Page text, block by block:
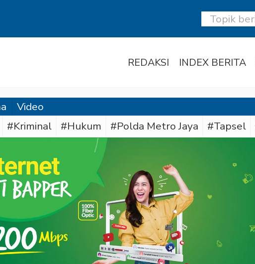
REDAKSI INDEX BERITA
Video
#Kriminal #Hukum #Polda Metro Jaya #Tapsel